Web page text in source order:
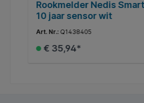
Rookmelder Nedis
10 jaar sensor wit
Art. Nr.: Q1438405
€ 35,94*